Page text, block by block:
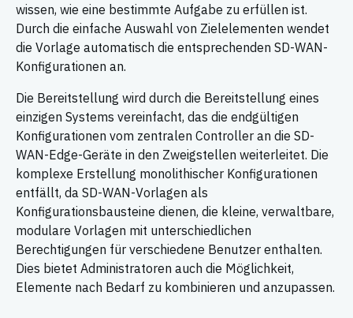
wissen, wie eine bestimmte Aufgabe zu erfüllen ist.
Durch die einfache Auswahl von Zielelementen wendet
die Vorlage automatisch die entsprechenden SD-WAN-
Konfigurationen an.
Die Bereitstellung wird durch die Bereitstellung eines
einzigen Systems vereinfacht, das die endgültigen
Konfigurationen vom zentralen Controller an die SD-
WAN-Edge-Geräte in den Zweigstellen weiterleitet. Die
komplexe Erstellung monolithischer Konfigurationen
entfällt, da SD-WAN-Vorlagen als
Konfigurationsbausteine dienen, die kleine, verwaltbare,
modulare Vorlagen mit unterschiedlichen
Berechtigungen für verschiedene Benutzer enthalten.
Dies bietet Administratoren auch die Möglichkeit,
Elemente nach Bedarf zu kombinieren und anzupassen.